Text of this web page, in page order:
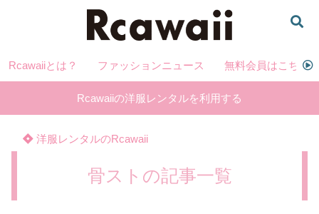
Rcawaiiとは？ ファッションニュース 無料会員はこちら
Rcawaiiの洋服レンタルを利用する
洋服レンタルのRcawaii
骨ストの記事一覧